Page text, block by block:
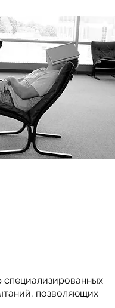
позволяющих